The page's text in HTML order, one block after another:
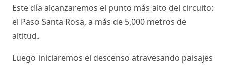
Este día alcanzaremos el punto más alto del circuito:
el Paso Santa Rosa, a más de 5,000 metros de
altitud.
Luego iniciaremos el descenso atravesando paisajes